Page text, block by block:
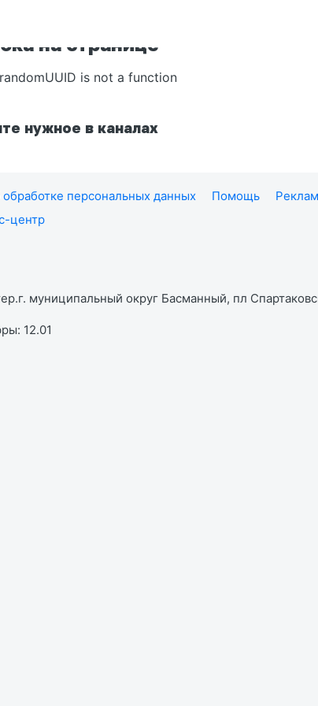
на странице
is not a function
нужное в каналах
персональных данных Помощь
центр
муниципальный округ Басманный, пл
12.01